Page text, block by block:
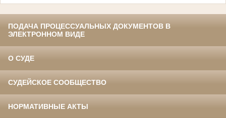
ПОДАЧА ПРОЦЕССУАЛЬНЫХ ДОКУМЕНТОВ В
ЭЛЕКТРОННОМ ВИДЕ
О СУДЕ
СУДЕЙСКОЕ СООБЩЕСТВО
НОРМАТИВНЫЕ АКТЫ